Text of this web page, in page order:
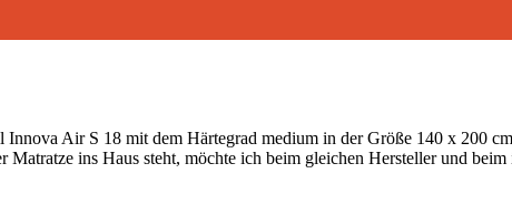
Innova Air S 18 mit dem Härtegrad medium in der Größe 140 x 200
Matratze ins Haus steht, möchte ich beim gleichen Hersteller und